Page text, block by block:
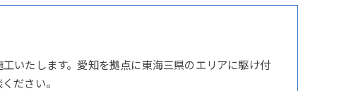
いたします。愛知を拠点に東海三県のエリアに駆け付
ださい。